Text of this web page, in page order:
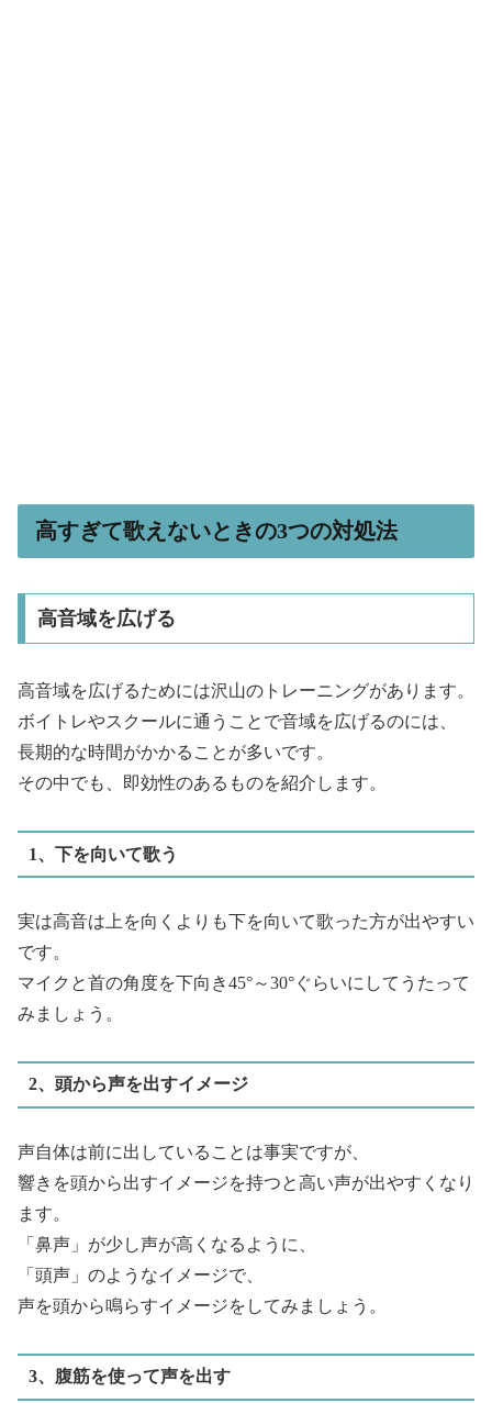
高すぎて歌えないときの3つの対処法
高音域を広げる
高音域を広げるためには沢山のトレーニングがあります。
ボイトレやスクールに通うことで音域を広げるのには、
長期的な時間がかかることが多いです。
その中でも、即効性のあるものを紹介します。
1、下を向いて歌う
実は高音は上を向くよりも下を向いて歌った方が出やすい
です。
マイクと首の角度を下向き45°～30°ぐらいにしてうたって
みましょう。
2、頭から声を出すイメージ
声自体は前に出していることは事実ですが、
響きを頭から出すイメージを持つと高い声が出やすくなり
ます。
「鼻声」が少し声が高くなるように、
「頭声」のようなイメージで、
声を頭から鳴らすイメージをしてみましょう。
3、腹筋を使って声を出す